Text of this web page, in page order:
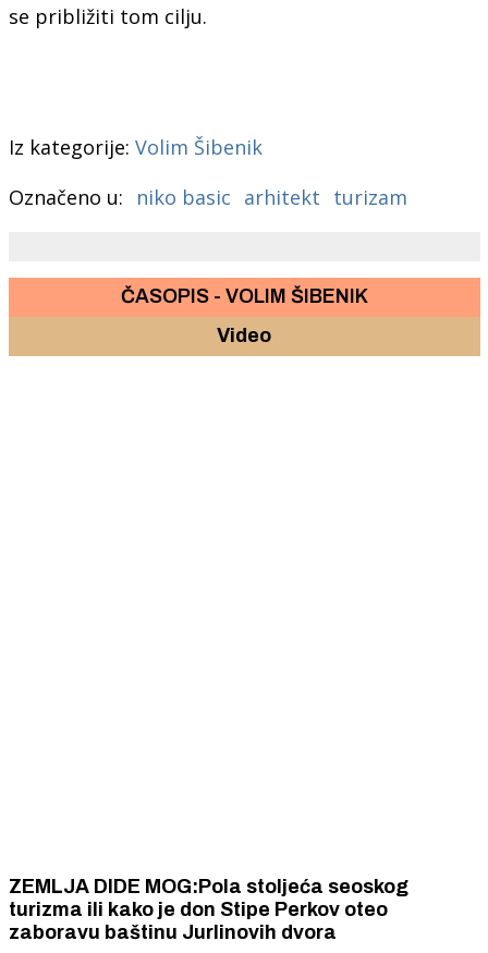
se približiti tom cilju.
Iz kategorije: Volim Šibenik
Označeno u:
niko basic arhitekt turizam
ČASOPIS - VOLIM ŠIBENIK
Video
ZEMLJA DIDE MOG:Pola stoljeća seoskog
turizma ili kako je don Stipe Perkov oteo
zaboravu baštinu Jurlinovih dvora